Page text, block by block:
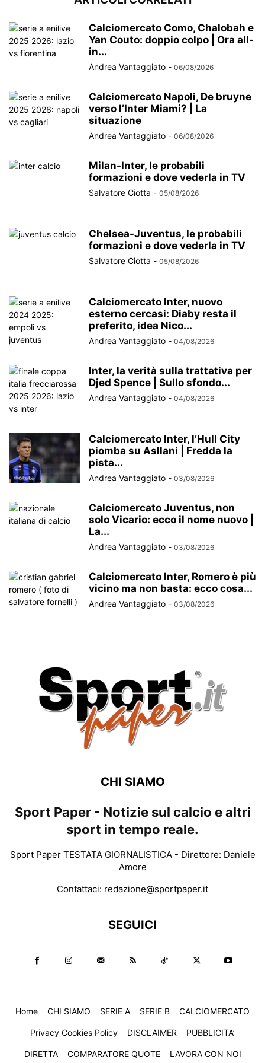
Calciomercato Como, Chalobah e
Yan Couto: doppio colpo | Ora all-
in...
Andrea Vantaggiato - 06/08/2026
Calciomercato Napoli, De bruyne
verso l’Inter Miami? | La
situazione
Andrea Vantaggiato - 06/08/2026
Milan-Inter, le probabili
formazioni e dove vederla in TV
Salvatore Ciotta - 05/08/2026
Chelsea-Juventus, le probabili
formazioni e dove vederla in TV
Salvatore Ciotta - 05/08/2026
Calciomercato Inter, nuovo
esterno cercasi: Diaby resta il
preferito, idea Nico...
Andrea Vantaggiato - 04/08/2026
Inter, la verità sulla trattativa per
Djed Spence | Sullo sfondo...
Andrea Vantaggiato - 04/08/2026
Calciomercato Inter, l’Hull City
piomba su Asllani | Fredda la
pista...
Andrea Vantaggiato - 03/08/2026
Calciomercato Juventus, non
solo Vicario: ecco il nome nuovo |
La...
Andrea Vantaggiato - 03/08/2026
Calciomercato Inter, Romero è più
vicino ma non basta: ecco cosa...
Andrea Vantaggiato - 03/08/2026
CHI SIAMO
Sport Paper - Notizie sul calcio e altri
sport in tempo reale.
Sport Paper TESTATA GIORNALISTICA - Direttore: Daniele
Amore
Contattaci: redazione@sportpaper.it
SEGUICI
Home CHI SIAMO SERIE A SERIE B CALCIOMERCATO
Privacy Cookies Policy DISCLAIMER PUBBLICITA’
DIRETTA COMPARATORE QUOTE LAVORA CON NOI